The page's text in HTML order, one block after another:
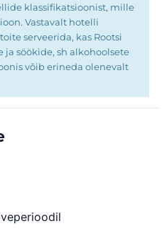
klassifikatsioonist, mille
Vastavalt hotelli
serveerida, kas Rootsi
ja söökide, sh alkohoolsete
võib erineda olenevalt